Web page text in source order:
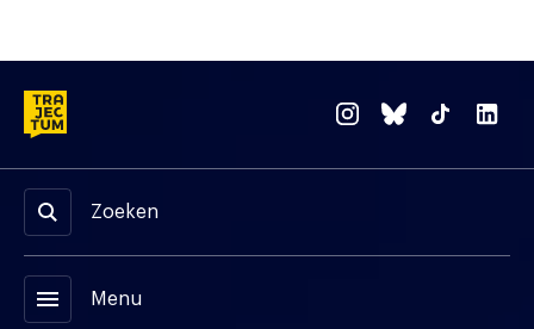
Zoeken
menu Menu